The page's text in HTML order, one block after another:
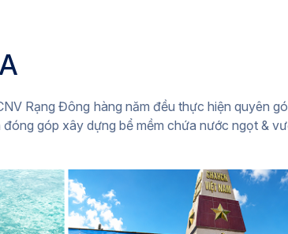
Rạng Đông hàng năm đều thực hiện quyên
góp xây dựng bể mềm chứa nước ngọt &